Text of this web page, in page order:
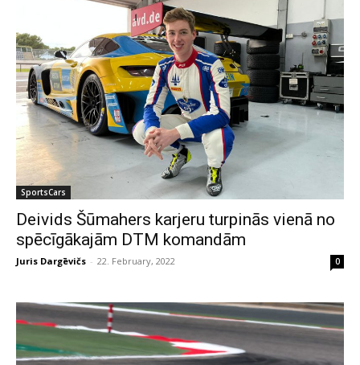
SportsCars
Deivids Šūmahers karjeru turpinās vienā no
spēcīgākajām DTM komandām
Juris Dargēvičs - 22. February, 2022 0